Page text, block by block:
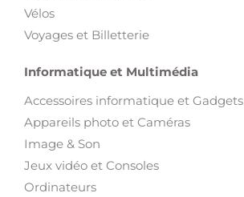
Vélos
Voyages et Billetterie
Informatique et Multimédia
Accessoires informatique et Gadgets
Appareils photo et Caméras
Image & Son
Jeux vidéo et Consoles
Ordinateurs